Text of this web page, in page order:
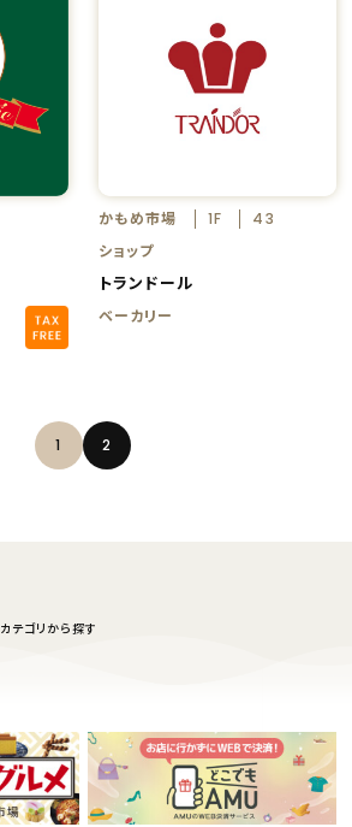
かもめ市場 1F
43
ショップ
トランドール
ベーカリー
1 2
カテゴリから探す